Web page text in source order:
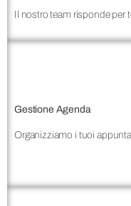
Il nostro team risponde per
Gestione Agenda
Organizziamo i tuoi